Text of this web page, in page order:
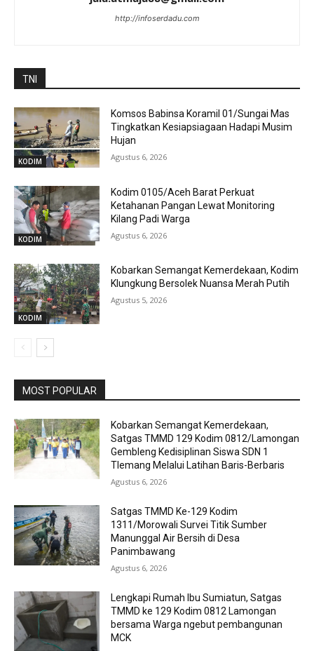
http://infoserdadu.com
TNI
KODIM
Komsos Babinsa Koramil 01/Sungai Mas
Tingkatkan Kesiapsiagaan Hadapi Musim
Hujan
Agustus 6, 2026
KODIM
Kodim 0105/Aceh Barat Perkuat
Ketahanan Pangan Lewat Monitoring
Kilang Padi Warga
Agustus 6, 2026
KODIM
Kobarkan Semangat Kemerdekaan, Kodim
Klungkung Bersolek Nuansa Merah Putih
Agustus 5, 2026
MOST POPULAR
Kobarkan Semangat Kemerdekaan,
Satgas TMMD 129 Kodim 0812/Lamongan
Gembleng Kedisiplinan Siswa SDN 1
Tlemang Melalui Latihan Baris-Berbaris
Agustus 6, 2026
Satgas TMMD Ke-129 Kodim
1311/Morowali Survei Titik Sumber
Manunggal Air Bersih di Desa
Panimbawang
Agustus 6, 2026
Lengkapi Rumah Ibu Sumiatun, Satgas
TMMD ke 129 Kodim 0812 Lamongan
bersama Warga ngebut pembangunan
MCK